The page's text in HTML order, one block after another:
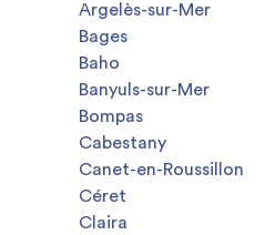
Argelès-sur-Mer
Bages
Baho
Banyuls-sur-Mer
Bompas
Cabestany
Canet-en-Roussillon
Céret
Claira